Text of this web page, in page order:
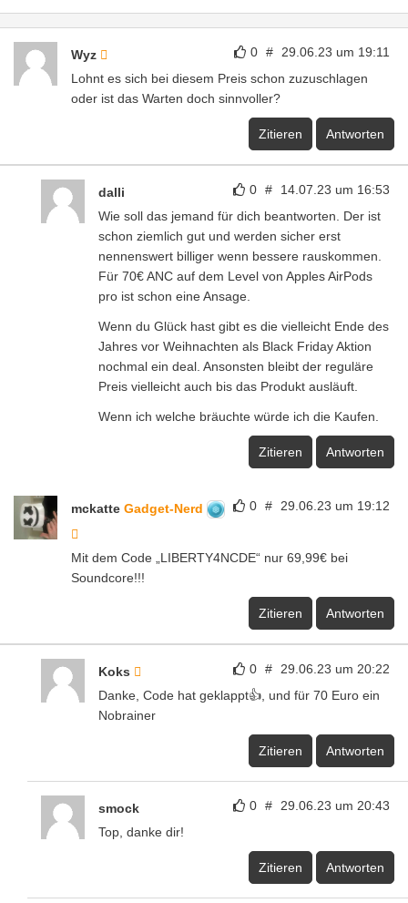
0 # 29.06.23 um 19:11
Wyz
Lohnt es sich bei diesem Preis schon zuzuschlagen
oder ist das Warten doch sinnvoller?
Zitieren Antworten
0 # 14.07.23 um 16:53
dalli
Wie soll das jemand für dich beantworten. Der ist
schon ziemlich gut und werden sicher erst
nennenswert billiger wenn bessere rauskommen.
Für 70€ ANC auf dem Level von Apples AirPods
pro ist schon eine Ansage.
Wenn du Glück hast gibt es die vielleicht Ende des
Jahres vor Weihnachten als Black Friday Aktion
nochmal ein deal. Ansonsten bleibt der reguläre
Preis vielleicht auch bis das Produkt ausläuft.
Wenn ich welche bräuchte würde ich die Kaufen.
Zitieren Antworten
0 # 29.06.23 um 19:12
mckatte Gadget-Nerd
Mit dem Code „LIBERTY4NCDE“ nur 69,99€ bei
Soundcore!!!
Zitieren Antworten
0 # 29.06.23 um 20:22
Koks
Danke, Code hat geklappt👍, und für 70 Euro ein
Nobrainer
Zitieren Antworten
0 # 29.06.23 um 20:43
smock
Top, danke dir!
Zitieren Antworten